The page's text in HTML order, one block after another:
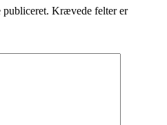
Krævede felter er